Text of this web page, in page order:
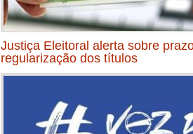
Justiça Eleitoral alerta sobre
regularização dos títulos